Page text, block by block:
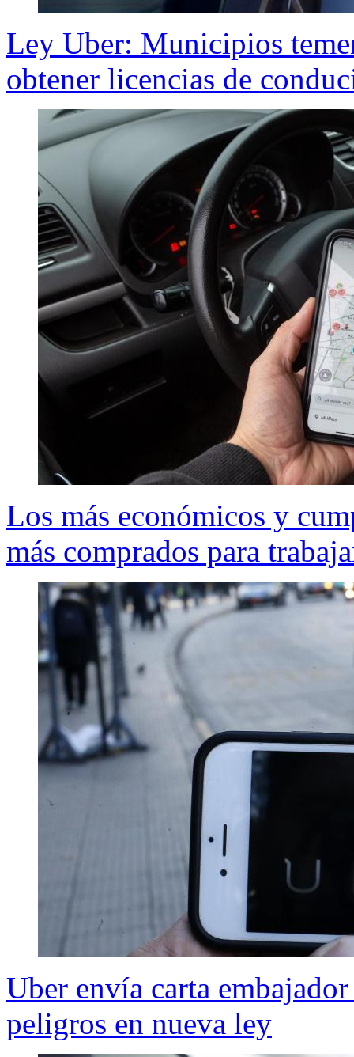
Ley Uber: Municipios
obtener licencias de
Los más económicos y
más comprados para
Uber envía carta
peligros en nueva ley